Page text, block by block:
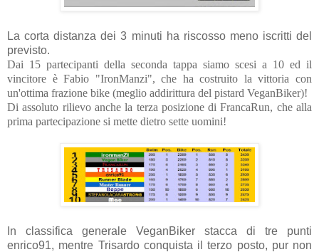
La corta distanza dei 3 minuti ha riscosso meno iscritti del
previsto.
Dai 15 partecipanti della seconda tappa siamo scesi a 10 ed il
vincitore è Fabio "IronManzi", che ha costruito la vittoria con
un'ottima frazione bike (meglio addirittura del pistard VeganBiker)!
Di assoluto rilievo anche la terza posizione di FrancaRun, che alla
prima partecipazione si mette dietro sette uomini!
In classifica generale VeganBiker stacca di tre punti
enrico91, mentre Trisardo conquista il terzo posto, pur non